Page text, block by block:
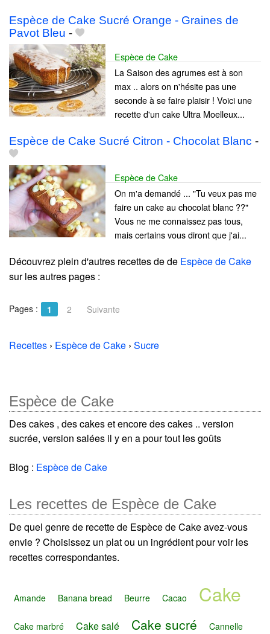
Espèce de Cake Sucré Orange - Graines de
Pavot Bleu -
Espèce de Cake
La Saison des agrumes est à son
max .. alors on n'hésite pas une
seconde à se faire plaisir ! Voici une
recette d'un cake Ultra Moelleux...
Espèce de Cake Sucré Citron - Chocolat Blanc -
Espèce de Cake
On m'a demandé ... "Tu veux pas me
faire un cake au chocolat blanc ??"
Vous ne me connaissez pas tous,
mais certains vous diront que j'ai...
Découvrez plein d'autres recettes dede Espèce de Cake
sur les autres pages :
Pages : 1 2 Suivante
Recettes › Espèce de Cake › Sucre
Espèce de Cake
Des cakes , des cakes et encore des cakes .. version
sucrée, version salées il y en a pour tout les goûts
Blog : Espèce de Cake
Les recettes de Espèce de Cake
De quel genre de recette de Espèce de Cake avez-vous
envie ? Choisissez un plat ou un ingrédient pour voir les
recettes correspondantes.
Amande Banana bread Beurre Cacao Cake
Cake marbré Cake salé Cake sucré
Cannelle